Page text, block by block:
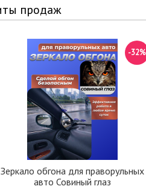
продаж
Зеркало обгона для праворульных
авто Совиный глаз
-32%